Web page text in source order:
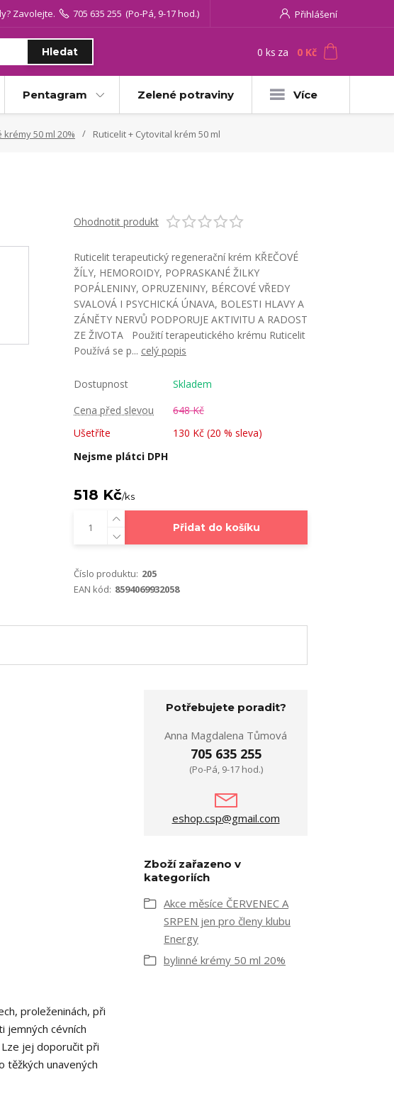
Přihlášení
Hledat
Zavolejte. 705 635 255 (Po-Pá, 9-17 hod.)
0 ks za 0 Kč
Pentagram Zelené potraviny Více
krémy 50 ml 20% Ruticelit + Cytovital krém 50 ml
Ohodnotit produkt
Ruticelit terapeutický regenerační krém KŘEČOVÉ
ŽÍLY, HEMOROIDY, POPRASKANÉ ŽILKY
POPÁLENINY, OPRUZENINY, BÉRCOVÉ VŘEDY
SVALOVÁ I PSYCHICKÁ ÚNAVA, BOLESTI HLAVY A
ZÁNĚTY NERVŮ PODPORUJE AKTIVITU A RADOST
ZE ŽIVOTA Použití terapeutického krému Ruticelit
Používá se p... celý popis
Dostupnost
Skladem
Cena před slevou
648 Kč
Ušetříte
130 Kč (20 % sleva)
Nejsme plátci DPH
518 Kč/ks
Přidat do košíku
Číslo produktu: 205
EAN kód: 8594069932058
proleženinách, při
jemných cévních
Lze jej doporučit při
těžkých unavených
Potřebujete poradit?
Anna Magdalena Tůmová
705 635 255
(Po-Pá, 9-17 hod.)
eshop.csp@gmail.com
Zboží zařazeno v
kategoriích
Akce měsíce ČERVENEC A
SRPEN jen pro členy klubu
Energy
bylinné krémy 50 ml 20%